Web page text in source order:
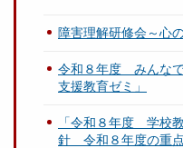
障害理解研修会～心
令和８年度 みんな
支援教育ゼミ」
「令和８年度 学校
針 令和８年度の重点